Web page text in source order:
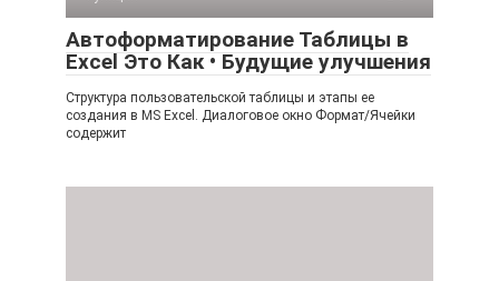
Автоформатирование Таблицы в
Excel Это Как • Будущие улучшения
Структура пользовательской таблицы и этапы ее
создания в MS Excel. Диалоговое окно Формат/Ячейки
содержит